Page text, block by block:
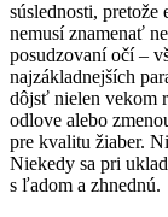
súslednosti,
nemusí znamenať
posudzovaní očí –
najzákladnejších
dôjsť nielen vekom
odlove alebo
pre kvalitu žiaber.
Niekedy sa pri
s ľadom a zhnednú.